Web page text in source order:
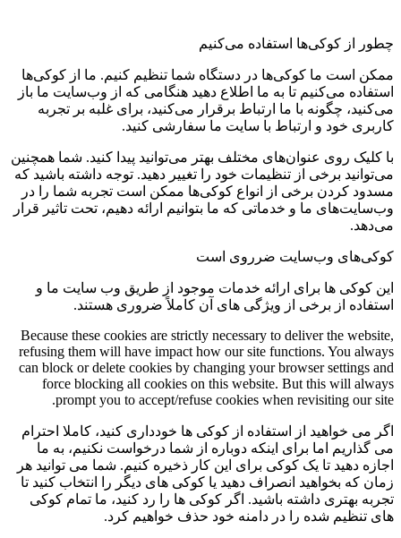
چطور از کوکی‌ها استفاده می‌کنیم
ممکن است ما کوکی‌ها در دستگاه شما تنظیم کنیم. ما از کوکی‌ها
استفاده می‌کنیم تا به ما اطلاع دهید هنگامی که از وب‌سایت ما باز
می‌کنید، چگونه با ما ارتباط برقرار می‌کنید، برای غلبه بر تجربه
کاربری خود و ارتباط با سایت ما سفارشی کنید.
با کلیک روی عنوان‌های مختلف بهتر می‌توانید پیدا کنید. شما همچنین
می‌توانید برخی از تنظیمات خود را تغییر دهید. توجه داشته باشید که
مسدود کردن برخی از انواع کوکی‌ها ممکن است تجربه شما را در
وب‌سایت‌های ما و خدماتی که ما بتوانیم ارائه دهیم، تحت تاثیر قرار
می‌دهد.
کوکی‌های وب‌سایت ضرروی است
این کوکی ها برای ارائه خدمات موجود از طریق وب سایت ما و
استفاده از برخی از ویژگی های آن کاملاً ضروری هستند.
Because these cookies are strictly necessary to deliver the website,
refusing them will have impact how our site functions. You always
can block or delete cookies by changing your browser settings and
force blocking all cookies on this website. But this will always
prompt you to accept/refuse cookies when revisiting our site.
اگر می خواهید از استفاده از کوکی ها خودداری کنید، کاملا احترام
می گذاریم اما برای اینکه دوباره از شما درخواست نکنیم، به ما
اجازه دهید تا یک کوکی برای این کار ذخیره کنیم. شما می توانید هر
زمان که بخواهید انصراف دهید یا کوکی های دیگر را انتخاب کنید تا
تجربه بهتری داشته باشید. اگر کوکی ها را رد کنید، ما تمام کوکی
های تنظیم شده را در دامنه خود حذف خواهیم کرد.